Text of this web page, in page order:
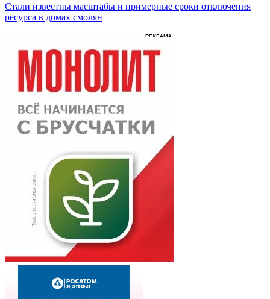
Стали известны масштабы и примерные сроки отключения
ресурса в домах смолян